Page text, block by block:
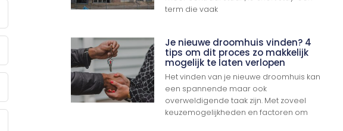
term die vaak
Je nieuwe droomhuis vinden? 4
tips om dit proces zo makkelijk
mogelijk te laten verlopen
Het vinden van je nieuwe droomhuis kan
een spannende maar ook
overweldigende taak zijn. Met zoveel
keuzemogelijkheden en factoren om